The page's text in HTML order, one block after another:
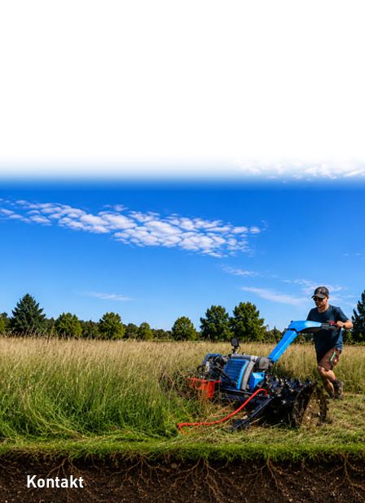
Kontakt